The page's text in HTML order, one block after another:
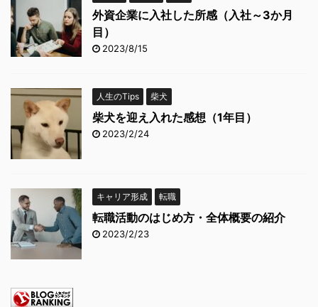
外資企業に入社した所感（入社～3か月
目）
2023/8/15
人生のTips 柴犬
柴犬を迎え入れた感想（1年目）
2023/2/24
キャリア形成 転職
転職活動のはじめ方・全体概要の紹介
2023/2/23